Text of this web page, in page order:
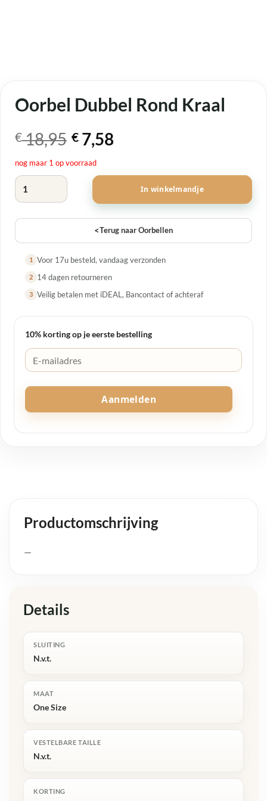
Oorbel Dubbel Rond Kraal
€18,95
Oorspronkelijke
was:
€ 18,95.
€ 7,58
Huidige
is:
€ 7,58.
nog maar 1 op voorraad
Oorbel Dubbel Rond Kraal aantal
In winkelmandje
<Terug naar Oorbellen
1 Voor 17u besteld, vandaag verzonden
2 14 dagen retourneren
3 Veilig betalen met iDEAL, Bancontact of achteraf
10% korting op je eerste bestelling
Aanmelden
Productomschrijving
—
Details
SLUITING
N.v.t.
MAAT
One Size
VESTELBARE TAILLE
N.v.t.
KORTING